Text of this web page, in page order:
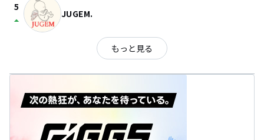
5
arrow_drop_up JUGEM.
もっと見る